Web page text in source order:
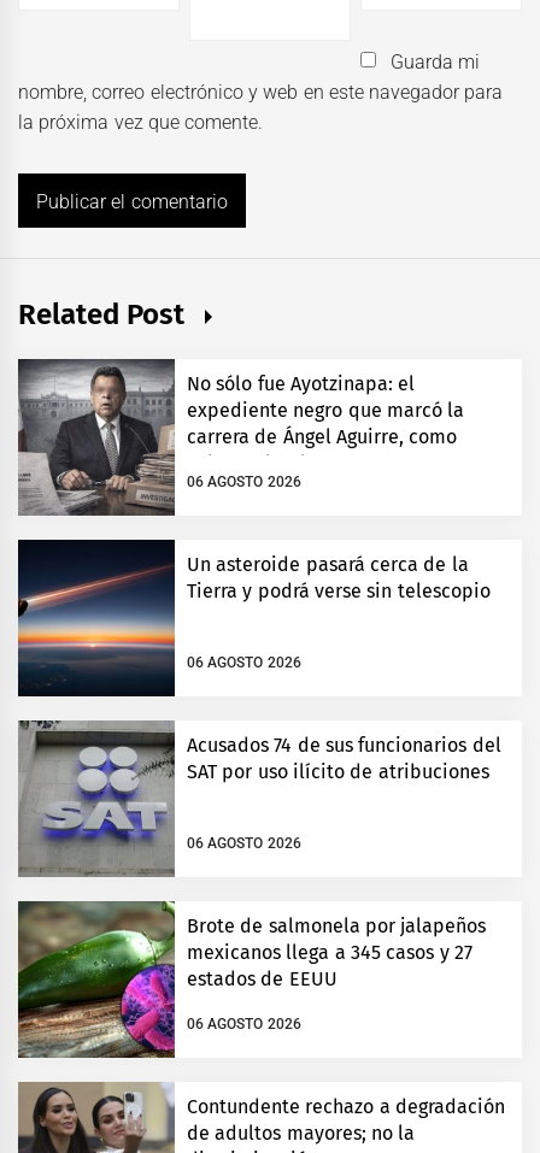
Guarda mi
nombre, correo electrónico y web en este navegador para
la próxima vez que comente.
Related Post
No sólo fue Ayotzinapa: el
expediente negro que marcó la
carrera de Ángel Aguirre, como
06 AGOSTO 2026
Un asteroide pasará cerca de la
Tierra y podrá verse sin telescopio
06 AGOSTO 2026
Acusados 74 de sus funcionarios del
SAT por uso ilícito de atribuciones
06 AGOSTO 2026
Brote de salmonela por jalapeños
mexicanos llega a 345 casos y 27
estados de EEUU
06 AGOSTO 2026
Contundente rechazo a degradación
de adultos mayores; no la